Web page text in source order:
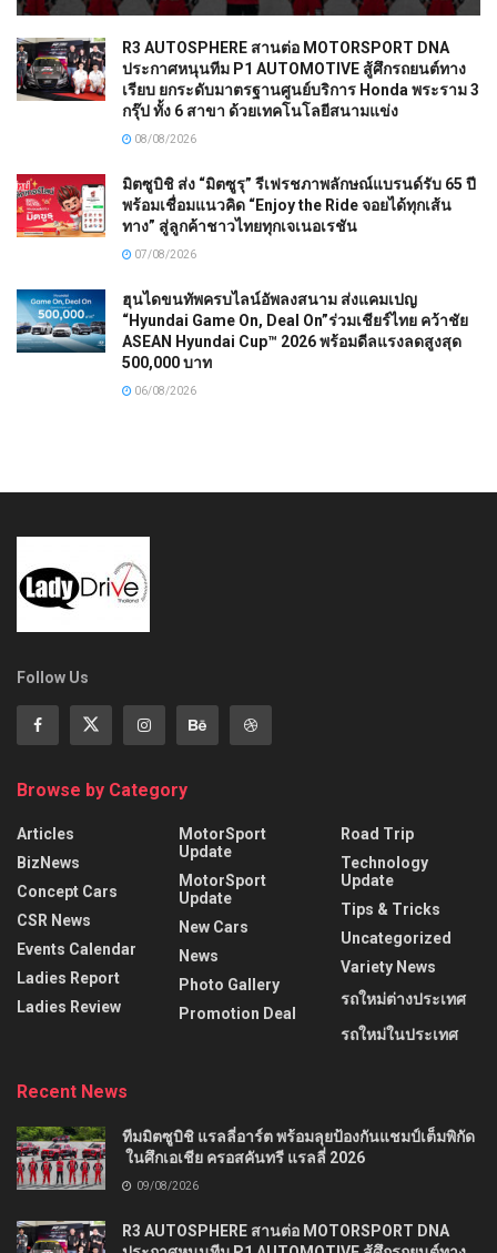
R3 AUTOSPHERE สานต่อ MOTORSPORT DNA
ประกาศหนุนทีม P1 AUTOMOTIVE สู้ศึกรถยนต์ทาง
เรียบ ยกระดับมาตรฐานศูนย์บริการ Honda พระราม 3
กรุ๊ป ทั้ง 6 สาขา ด้วยเทคโนโลยีสนามแข่ง
08/08/2026
มิตซูบิชิ ส่ง “มิตซูรุ” รีเฟรชภาพลักษณ์แบรนด์รับ 65 ปี
พร้อมเชื่อมแนวคิด “Enjoy the Ride จอยได้ทุกเส้น
ทาง” สู่ลูกค้าชาวไทยทุกเจเนอเรชัน
07/08/2026
ฮุนไดขนทัพครบไลน์อัพลงสนาม ส่งแคมเปญ
“Hyundai Game On, Deal On”ร่วมเชียร์ไทย คว้าชัย
ASEAN Hyundai Cup™ 2026 พร้อมดีลแรงลดสูงสุด
500,000 บาท
06/08/2026
Follow Us
Browse by Category
Articles
BizNews
Concept Cars
CSR News
Events Calendar
Ladies Report
Ladies Review
MotorSport
Update
MotorSport
Update
New Cars
News
Photo Gallery
Promotion Deal
Road Trip
Technology
Update
Tips & Tricks
Uncategorized
Variety News
รถใหม่ต่างประเทศ
รถใหม่ในประเทศ
Recent News
ทีมมิตซูบิชิ แรลลี่อาร์ต พร้อมลุยป้องกันแชมป์เต็มพิกัด
ในศึกเอเชีย ครอสคันทรี แรลลี่ 2026
09/08/2026
R3 AUTOSPHERE สานต่อ MOTORSPORT DNA